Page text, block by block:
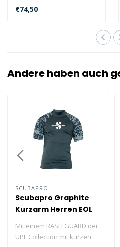
Halterung (SL991), um eine
Lampe oder ..
€74,50
Andere haben auch
SCUBAPRO
Scubapro Graphite
Kurzarm Herren EOL
Mit einem RASH GUARD der
UPF Collection mit kurzen